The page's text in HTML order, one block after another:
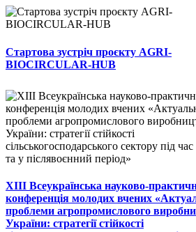
Стартова зустріч проєкту AGRI-
BIOCIRCULAR-HUB
ХІІІ Всеукраїнська науково-
конференція молодих вчених
проблеми агропромислового
України: стратегії стійкості